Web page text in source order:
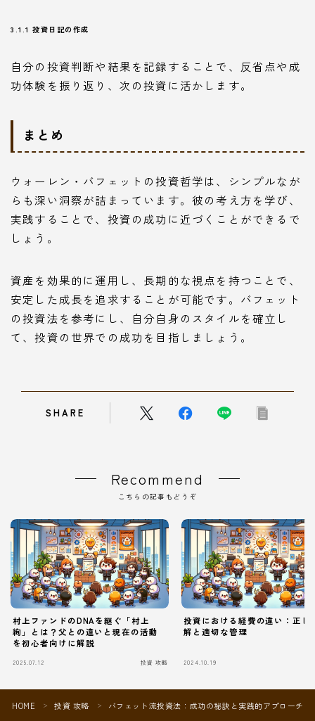
3.1.1 投資日記の作成
自分の投資判断や結果を記録することで、反省点や成
功体験を振り返り、次の投資に活かします。
まとめ
ウォーレン・バフェットの投資哲学は、シンプルなが
らも深い洞察が詰まっています。彼の考え方を学び、
実践することで、投資の成功に近づくことができるで
しょう。
資産を効果的に運用し、長期的な視点を持つことで、
安定した成長を追求することが可能です。バフェット
の投資法を参考にし、自分自身のスタイルを確立し
て、投資の世界での成功を目指しましょう。
SHARE
Recommend
こちらの記事もどうぞ
村上ファンドのDNAを継ぐ「村上
絢」とは？父との違いと現在の活動
を初心者向けに解説
2025.07.12 投資 攻略
投資における経費の違い：正し
解と適切な管理
2024.10.19
HOME ＞ 投資 攻略 ＞ バフェット流投資法：成功の秘訣と実践的アプローチ